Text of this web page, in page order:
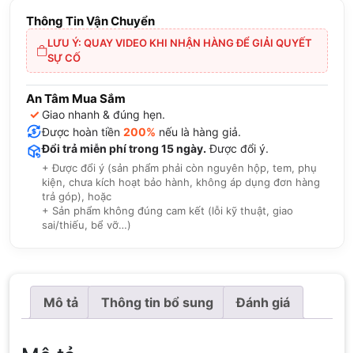
Thông Tin Vận Chuyển
LƯU Ý: QUAY VIDEO KHI NHẬN HÀNG ĐỂ GIẢI QUYẾT
SỰ CỐ
An Tâm Mua Sắm
✓ Giao nhanh & đúng hẹn.
Được hoàn tiền 200% nếu là hàng giả.
Đổi trả miễn phí trong 15 ngày. Được đổi ý.
+ Được đổi ý (sản phẩm phải còn nguyên hộp, tem, phụ
kiện, chưa kích hoạt bảo hành, không áp dụng đơn hàng
trả góp), hoặc
+ Sản phẩm không đúng cam kết (lỗi kỹ thuật, giao
sai/thiếu, bể vỡ…)
Mô tả Thông tin bổ sung Đánh giá